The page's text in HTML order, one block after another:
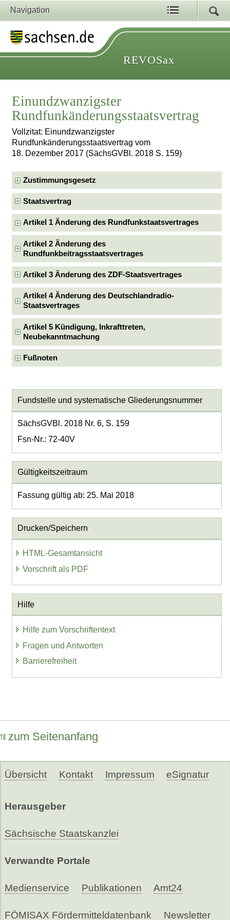
Navigation
REVOSax
Einundzwanzigster
Rundfunkänderungsstaatsvertrag
Vollzitat: Einundzwanzigster
Rundfunkänderungsstaatsvertrag vom
18. Dezember 2017 (SächsGVBl. 2018 S. 159)
Zustimmungsgesetz
Staatsvertrag
Artikel 1 Änderung des Rundfunkstaatsvertrages
Artikel 2 Änderung des
Rundfunkbeitragsstaatsvertrages
Artikel 3 Änderung des ZDF-Staatsvertrages
Artikel 4 Änderung des Deutschlandradio-
Staatsvertrages
Artikel 5 Kündigung, Inkrafttreten,
Neubekanntmachung
Fußnoten
Fundstelle und systematische Gliederungsnummer
SächsGVBl. 2018 Nr. 6, S. 159
Fsn-Nr.: 72-40V
Gültigkeitszeitraum
Fassung gültig ab: 25. Mai 2018
Drucken/Speichern
HTML-Gesamtansicht
Vorschrift als PDF
Hilfe
Hilfe zum Vorschriftentext
Fragen und Antworten
Barrierefreiheit
zum Seitenanfang
Übersicht Kontakt Impressum eSignatur
Herausgeber
Sächsische Staatskanzlei
Verwandte Portale
Medienservice Publikationen Amt24
FÖMISAX Fördermitteldatenbank Newsletter